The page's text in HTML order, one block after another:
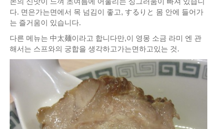
다. 면은가는면에서 목 넘김이 좋고, するりと 몸 안에 들어가
는 즐거움이 있습니다.
다른 메뉴는 中太麺이라고 합니다만,이 영몽 소금 라미 엔 관
해서는 스프와의 궁합을 생각하고가는면하고있는 것.